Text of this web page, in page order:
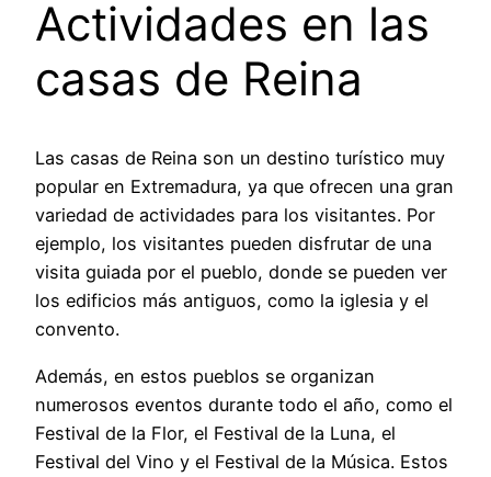
Actividades en las
casas de Reina
Las casas de Reina son un destino turístico muy
popular en Extremadura, ya que ofrecen una gran
variedad de actividades para los visitantes. Por
ejemplo, los visitantes pueden disfrutar de una
visita guiada por el pueblo, donde se pueden ver
los edificios más antiguos, como la iglesia y el
convento.
Además, en estos pueblos se organizan
numerosos eventos durante todo el año, como el
Festival de la Flor, el Festival de la Luna, el
Festival del Vino y el Festival de la Música. Estos